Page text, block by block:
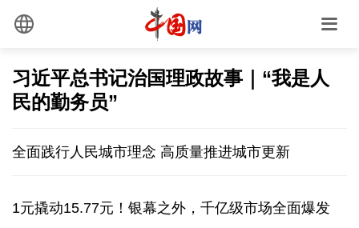
习近平总书记治国理政故事｜“我是人
民的勤务员”
全面践行人民城市理念 高质量推进城市更新
1元撬动15.77元！银幕之外，千亿级市场全面爆发